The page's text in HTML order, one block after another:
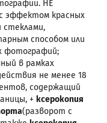
НЕ
эффектом красных
стеклами,
способом или
фотографий;
в рамках
не менее 18
содержащий
+ ксерокопия
(разворот с